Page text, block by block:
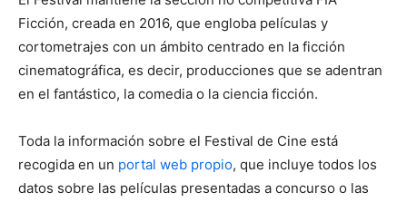
Ficción, creada en 2016, que engloba películas y
cortometrajes con un ámbito centrado en la ficción
cinematográfica, es decir, producciones que se adentran
en el fantástico, la comedia o la ciencia ficción.
Toda la información sobre el Festival de Cine está
recogida en un portal web propio, que incluye todos los
datos sobre las películas presentadas a concurso o las